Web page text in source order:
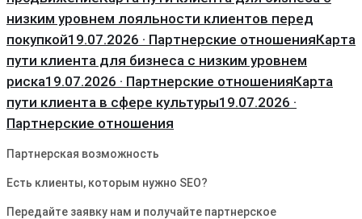
низким уровнем лояльности клиентов перед
покупкой19.07.2026 · Партнерские отношенияКарта
пути клиента для бизнеса с низким уровнем
риска19.07.2026 · Партнерские отношенияКарта
пути клиента в сфере культуры19.07.2026 ·
Партнерские отношения
Партнерская возможность
Есть клиенты, которым нужно SEO?
Передайте заявку нам и получайте партнерское